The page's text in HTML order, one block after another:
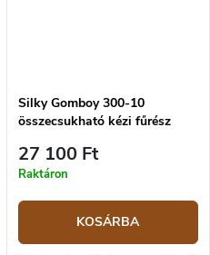
Silky Gomboy 300-10
összecsukható kézi fűrész
27 100 Ft
Raktáron
KOSÁRBA